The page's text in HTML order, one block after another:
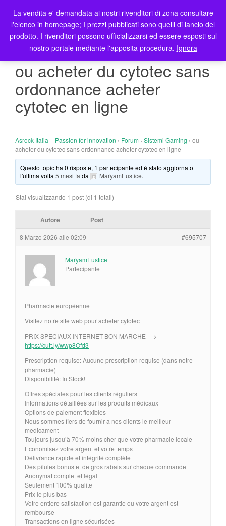
T
o
g
l
e
n
ou acheter du cytotec sans
ordonnance acheter
cytotec en ligne
Asrock Italia – Passion for innovation › Forum › Sistemi Gaming › ou
acheter du cytotec sans ordonnance acheter cytotec en ligne
Questo topic ha 0 risposte, 1 partecipante ed è stato aggiornato
l'ultima volta5 mesi fa da MaryamEustice.
Stai visualizzando 1 post (di 1 totali)
Autore Post
8 Marzo 2026 alle 02:09 #695707
MaryamEustice
Partecipante
Pharmacie européenne
Visitez notre site web pour acheter cytotec
PRIX SPECIAUX INTERNET BON MARCHE —>
https://cutt.ly/wwp8Ofd3
Prescription requise: Aucune prescription requise (dans notre
pharmacie)
Disponibilité: In Stock!
Offres spéciales pour les clients réguliers
Informations détaillées sur les produits médicaux
Options de paiement flexibles
Nous sommes fiers de fournir a nos clients le meilleur
medicament
Toujours jusqu’à 70% moins cher que votre pharmacie locale
Economisez votre argent et votre temps
Délivrance rapide et intégrité complète
Des pilules bonus et de gros rabais sur chaque commande
Anonymat complet et légal
Seulement 100% qualite
Prix le plus bas
Votre entiere satisfaction est garantie ou votre argent est
rembourse
Transactions en ligne sécurisées
La vendita e' demandata ai nostri rivenditori di zona consultare
l'elenco in homepage; I prezzi pubblicati sono quelli di lancio del
prodotto. I rivenditori possono ufficializzarsi ed essere esposti sul
nostro portale mediante l'apposita procedura. Ignora